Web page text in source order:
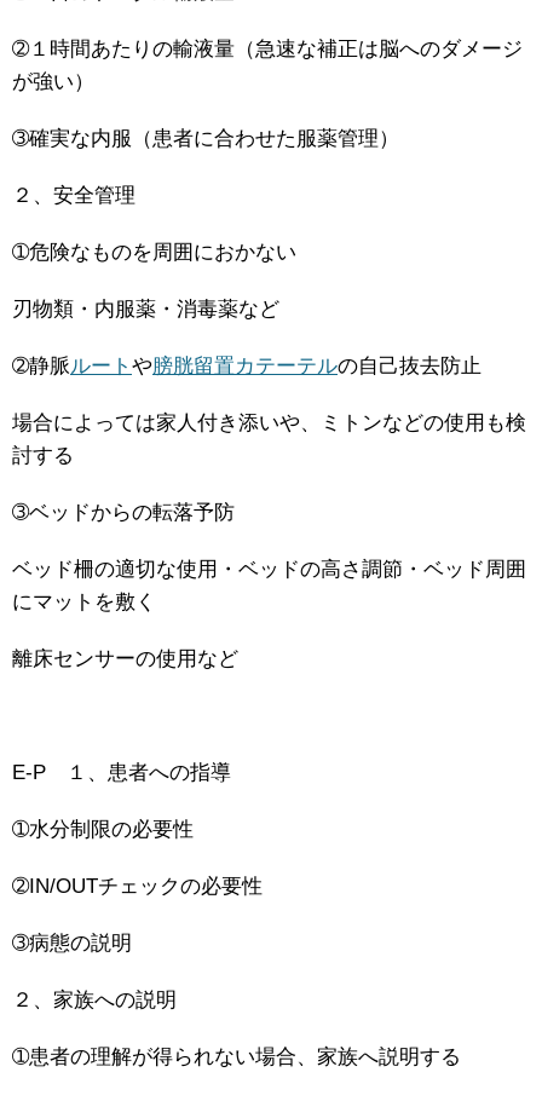
➁１時間あたりの輸液量（急速な補正は脳へのダメージ
が強い）
➂確実な内服（患者に合わせた服薬管理）
２、安全管理
➀危険なものを周囲におかない
刃物類・内服薬・消毒薬など
➁静脈ルート や膀胱留置カテーテルの自己抜去防止
場合によっては家人付き添いや、ミトンなどの使用も検
討する
➂ベッドからの転落予防
ベッド柵の適切な使用・ベッドの高さ調節・ベッド周囲
にマットを敷く
離床センサーの使用など
E-P １、患者への指導
➀水分制限の必要性
➁IN/OUTチェックの必要性
➂病態の説明
２、家族への説明
➀患者の理解が得られない場合、家族へ説明する